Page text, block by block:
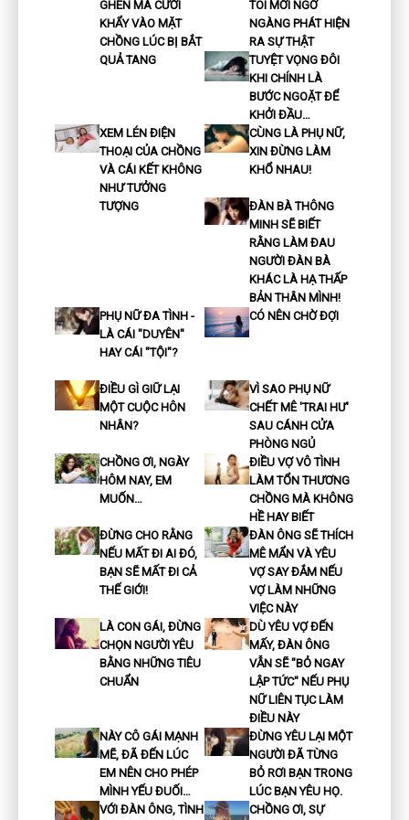
GHEN MÀ CƯỜI
KHẨY VÀO MẶT
CHỒNG LÚC BỊ BẮT
QUẢ TANG
TÔI MỚI NGỠ
NGÀNG PHÁT HIỆN
RA SỰ THẬT
TUYỆT VỌNG ĐÔI
KHI CHÍNH LÀ
BƯỚC NGOẶT ĐỂ
KHỞI ĐẦU…
XEM LÉN ĐIỆN
THOẠI CỦA CHỒNG
VÀ CÁI KẾT KHÔNG
NHƯ TƯỞNG
TƯỢNG
CÙNG LÀ PHỤ NỮ,
XIN ĐỪNG LÀM
KHỔ NHAU!
ĐÀN BÀ THÔNG
MINH SẼ BIẾT
RẰNG LÀM ĐAU
NGƯỜI ĐÀN BÀ
KHÁC LÀ HẠ THẤP
BẢN THÂN MÌNH!
PHỤ NỮ ĐA TÌNH -
LÀ CÁI "DUYÊN"
HAY CÁI "TỘI"?
CÓ NÊN CHỜ ĐỢI
ĐIỀU GÌ GIỮ LẠI
MỘT CUỘC HÔN
NHÂN?
VÌ SAO PHỤ NỮ
CHẾT MÊ 'TRAI HƯ'
SAU CÁNH CỬA
PHÒNG NGỦ
CHỒNG ƠI, NGÀY
HÔM NAY, EM
MUỐN…
ĐIỀU VỢ VÔ TÌNH
LÀM TỔN THƯƠNG
CHỒNG MÀ KHÔNG
HỀ HAY BIẾT
ĐỪNG CHO RẰNG
NẾU MẤT ĐI AI ĐÓ,
BẠN SẼ MẤT ĐI CẢ
THẾ GIỚI!
ĐÀN ÔNG SẼ THÍCH
MÊ MẨN VÀ YÊU
VỢ SAY ĐẮM NẾU
VỢ LÀM NHỮNG
VIỆC NÀY
LÀ CON GÁI, ĐỪNG
CHỌN NGƯỜI YÊU
BẰNG NHỮNG TIÊU
CHUẨN
DÙ YÊU VỢ ĐẾN
MẤY, ĐÀN ÔNG
VẪN SẼ "BỎ NGAY
LẬP TỨC" NẾU PHỤ
NỮ LIÊN TỤC LÀM
ĐIỀU NÀY
NÀY CÔ GÁI MẠNH
MẼ, ĐÃ ĐẾN LÚC
EM NÊN CHO PHÉP
MÌNH YẾU ĐUỐI…
ĐỪNG YÊU LẠI MỘT
NGƯỜI ĐÃ TỪNG
BỎ RƠI BẠN TRONG
LÚC BẠN YÊU HỌ.
VỚI ĐÀN ÔNG, TÌNH
CHỒNG ƠI, SỰ